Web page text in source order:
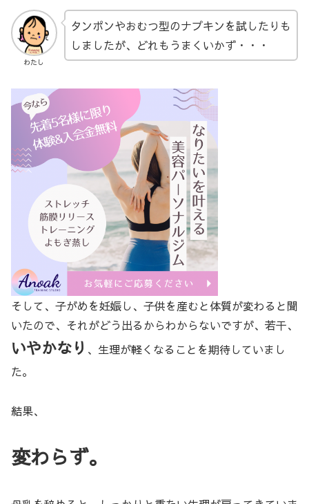
わたし
タンポンやおむつ型のナプキンを試したりも
しましたが、どれもうまくいかず・・・
そして、子がめを妊娠し、子供を産むと体質が変わると聞
いたので、それがどう出るからわからないですが、若干、
いやかなり 、生理が軽くなることを期待していまし
た。
結果、
変わらず。